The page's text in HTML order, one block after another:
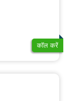
कॉल करें